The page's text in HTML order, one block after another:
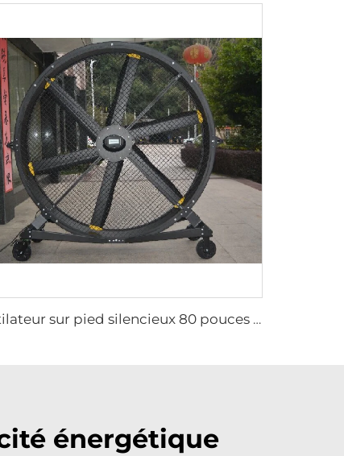
ventilateur sur pied silencieux 80 pouces 220V étanche extérieur pour hôtels, restaurants, fermes et usines
énergétique